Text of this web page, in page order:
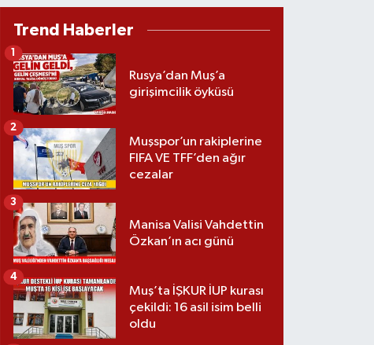
Trend Haberler
Rusya’dan Muş’a
girişimcilik öyküsü
1
Muşspor’un rakiplerine
FIFA VE TFF’den ağır
cezalar
2
Manisa Valisi Vahdettin
Özkan’ın acı günü
3
Muş’ta İŞKUR İUP kurası
çekildi: 16 asil isim belli
oldu
4